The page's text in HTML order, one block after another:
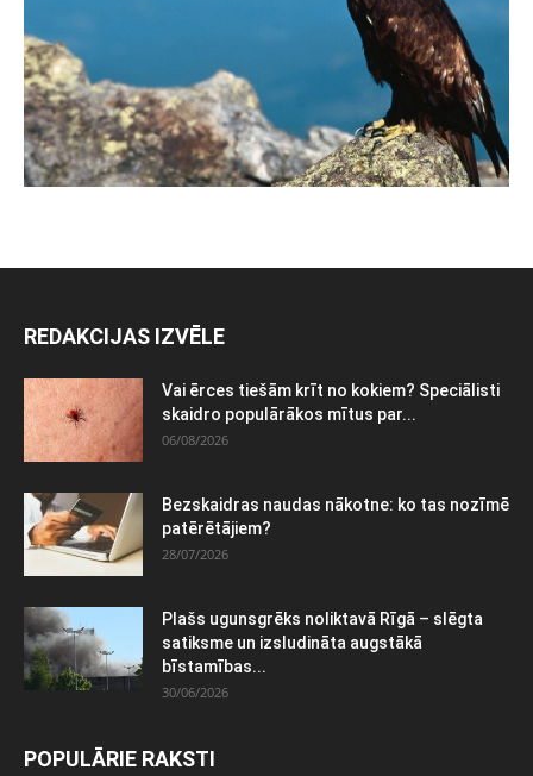
REDAKCIJAS IZVĒLE
Vai ērces tiešām krīt no kokiem? Speciālisti
skaidro populārākos mītus par...
06/08/2026
Bezskaidras naudas nākotne: ko tas nozīmē
patērētājiem?
28/07/2026
Plašs ugunsgrēks noliktavā Rīgā – slēgta
satiksme un izsludināta augstākā
bīstamības...
30/06/2026
POPULĀRIE RAKSTI